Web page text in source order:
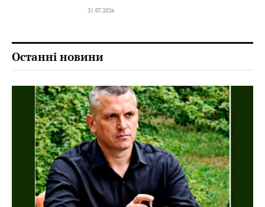
31.07.2026
Останні новини